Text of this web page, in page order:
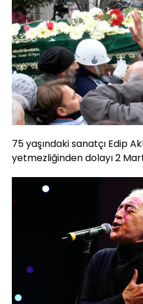
75 yaşındaki sanatçı Edip
yetmezliğinden dolayı 2